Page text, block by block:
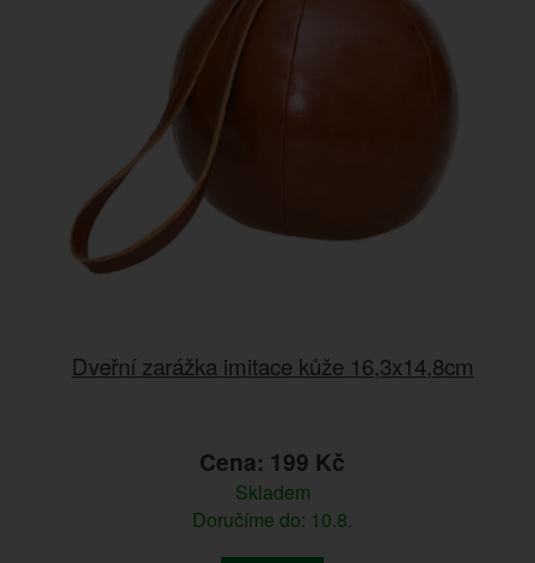
Dveřní zarážka imitace kůže 16,3x14,8cm
Cena: 199 Kč
Skladem
Doručíme do: 10.8.